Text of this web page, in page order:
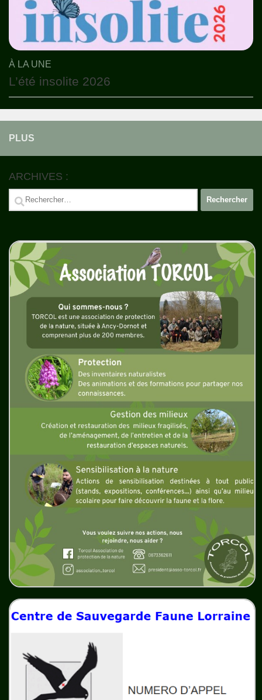
À LA UNE
L’été insolite 2026
PLUS
ARCHIVES :
Rechercher :